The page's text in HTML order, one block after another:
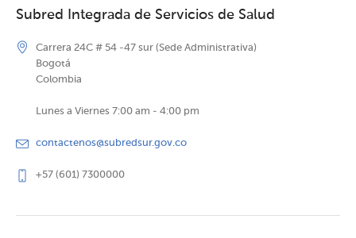
Subred Integrada de Servicios de Salud
Carrera 24C # 54 -47 sur (Sede Administrativa)
Bogotá
Colombia
Lunes a Viernes 7:00 am - 4:00 pm
contactenos@subredsur.gov.co
+57 (601) 7300000